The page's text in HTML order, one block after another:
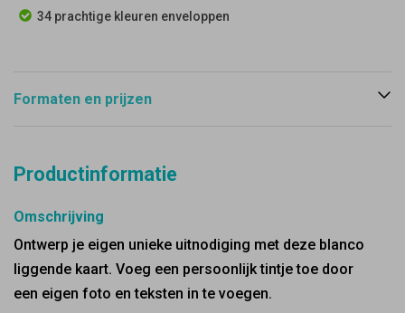
34 prachtige kleuren enveloppen
Formaten en prijzen
Productinformatie
Omschrijving
Ontwerp je eigen unieke uitnodiging met deze blanco
liggende kaart. Voeg een persoonlijk tintje toe door
een eigen foto en teksten in te voegen.